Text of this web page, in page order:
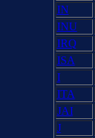
IN
INU
IRQ
ISA
I
ITA
JAI
J